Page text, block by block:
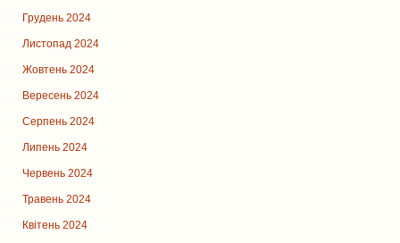
Грудень 2024
Листопад 2024
Жовтень 2024
Вересень 2024
Серпень 2024
Липень 2024
Червень 2024
Травень 2024
Квітень 2024